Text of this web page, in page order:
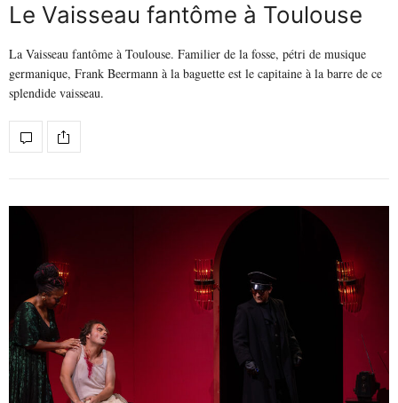
Le Vaisseau fantôme à Toulouse
La Vaisseau fantôme à Toulouse. Familier de la fosse, pétri de musique
germanique, Frank Beermann à la baguette est le capitaine à la barre de ce
splendide vaisseau.